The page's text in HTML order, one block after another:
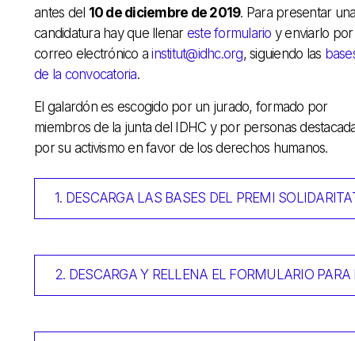
antes del 10 de diciembre de 2019. Para presentar
candidatura hay que llenar este formulario y enviarlo por
correo electrónico ainstitut@idhc.org, siguiendo las
de la convocatoria.
El galardón es escogido por un jurado, formado por
miembros de la junta del IDHC y por personas
por su activismo en favor de los derechos humanos.
1. DESCARGA LAS BASES DEL PREMI
2. DESCARGA Y RELLENA EL FORMULARIO